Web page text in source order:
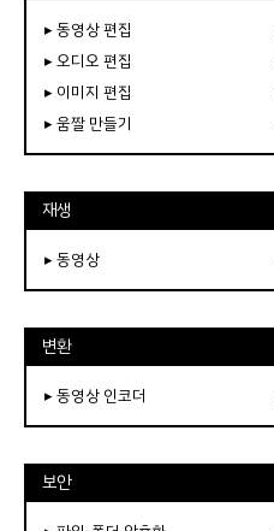
▸ 동영상 편집
▸ 오디오 편집
▸ 이미지 편집
▸ 움짤 만들기
재생
▸ 동영상
변환
▸ 동영상 인코더
보안